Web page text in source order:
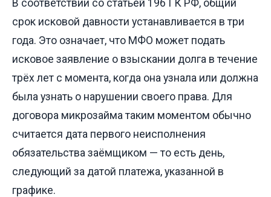
В соответствии со статьёй 196 ГК РФ, общий
срок исковой давности устанавливается в три
года. Это означает, что МФО может подать
исковое заявление о взыскании долга в течение
трёх лет с момента, когда она узнала или должна
была узнать о нарушении своего права. Для
договора микрозайма таким моментом обычно
считается дата первого неисполнения
обязательства заёмщиком — то есть день,
следующий за датой платежа, указанной в
графике.